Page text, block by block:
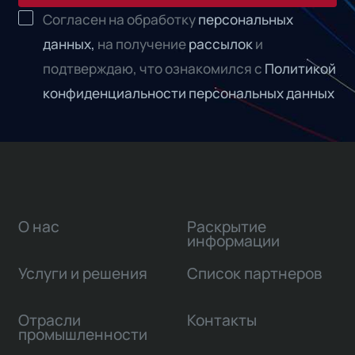
Согласен на обработкуперсональных
данных, на получениерассылоки
подтверждаю, что ознакомился с Политикой
конфиденциальности персональных данных
О нас
Услуги и решения
Отрасли
промышленности
Раскрытие
информации
Список партнеров
Контакты